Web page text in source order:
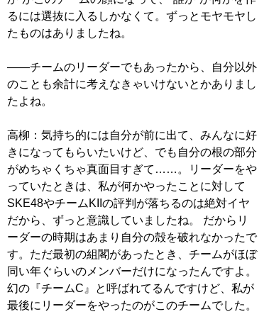
るには選抜に入るしかなくて。ずっとモヤモヤし
たものはありましたね。
――チームのリーダーでもあったから、自分以外
のことも余計に考えなきゃいけないとかありまし
たよね。
高柳：気持ち的には自分が前に出て、みんなに好
きになってもらいたいけど、でも自分の根の部分
がめちゃくちゃ真面目すぎて……。リーダーをや
っていたときは、私が何かやったことに対して
SKE48やチームKIIの評判が落ちるのは絶対イヤ
だから、ずっと意識していましたね。 だからリ
ーダーの時期はあまり自分の殻を破れなかったで
す。ただ最初の組閣があったとき、チームがほぼ
同い年ぐらいのメンバーだけになったんですよ。
幻の『チームC』と呼ばれてるんですけど、私が
最後にリーダーをやったのがこのチームでした。